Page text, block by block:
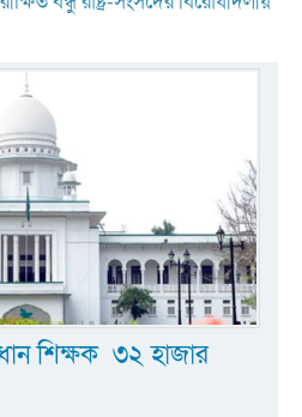
শিক্ষক ৩২ হাজার